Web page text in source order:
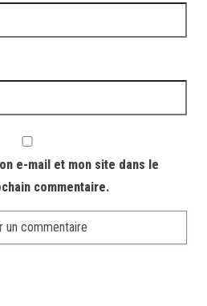
e-mail et mon site dans le
commentaire.